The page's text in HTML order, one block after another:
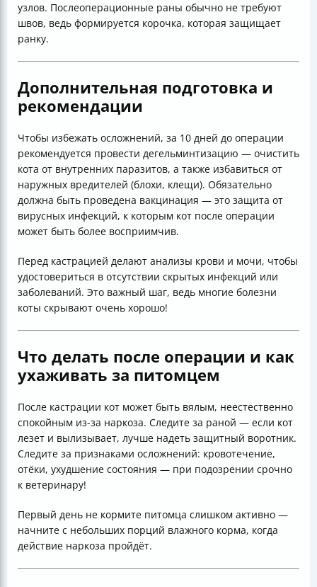
узлов. Послеоперационные раны обычно не требуют
швов, ведь формируется корочка, которая защищает
ранку.
Дополнительная подготовка и
рекомендации
Чтобы избежать осложнений, за 10 дней до операции
рекомендуется провести дегельминтизацию — очистить
кота от внутренних паразитов, а также избавиться от
наружных вредителей (блохи, клещи). Обязательно
должна быть проведена вакцинация — это защита от
вирусных инфекций, к которым кот после операции
может быть более восприимчив.
Перед кастрацией делают анализы крови и мочи, чтобы
удостовериться в отсутствии скрытых инфекций или
заболеваний. Это важный шаг, ведь многие болезни
коты скрывают очень хорошо!
Что делать после операции и как
ухаживать за питомцем
После кастрации кот может быть вялым, неестественно
спокойным из-за наркоза. Следите за раной — если кот
лезет и вылизывает, лучше надеть защитный воротник.
Следите за признаками осложнений: кровотечение,
отёки, ухудшение состояния — при подозрении срочно
к ветеринару!
Первый день не кормите питомца слишком активно —
начните с небольших порций влажного корма, когда
действие наркоза пройдёт.